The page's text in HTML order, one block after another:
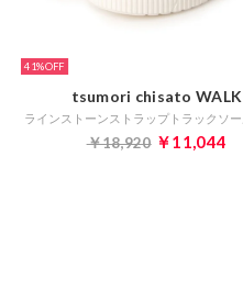
41%
tsumori chisato WALK
￥18,920 ￥11,044